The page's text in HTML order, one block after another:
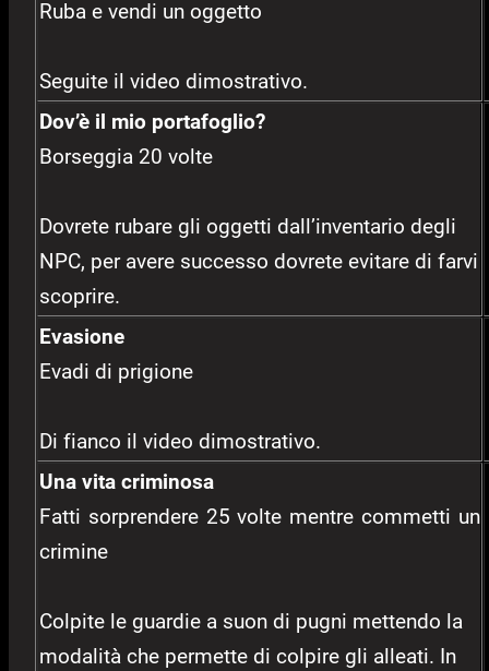
Ruba e vendi un oggetto
Seguite il video dimostrativo.
Dov’è il mio portafoglio?
Borseggia 20 volte
Dovrete rubare gli oggetti dall’inventario degli
NPC, per avere successo dovrete evitare di farvi
scoprire.
Evasione
Evadi di prigione
Di fianco il video dimostrativo.
Una vita criminosa
Fatti sorprendere 25 volte mentre commetti un
crimine
Colpite le guardie a suon di pugni mettendo la
modalità che permette di colpire gli alleati. In